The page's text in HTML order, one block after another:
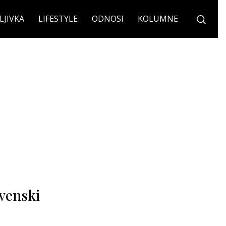
LIFESTYLE ODNOSI KOLUMNE